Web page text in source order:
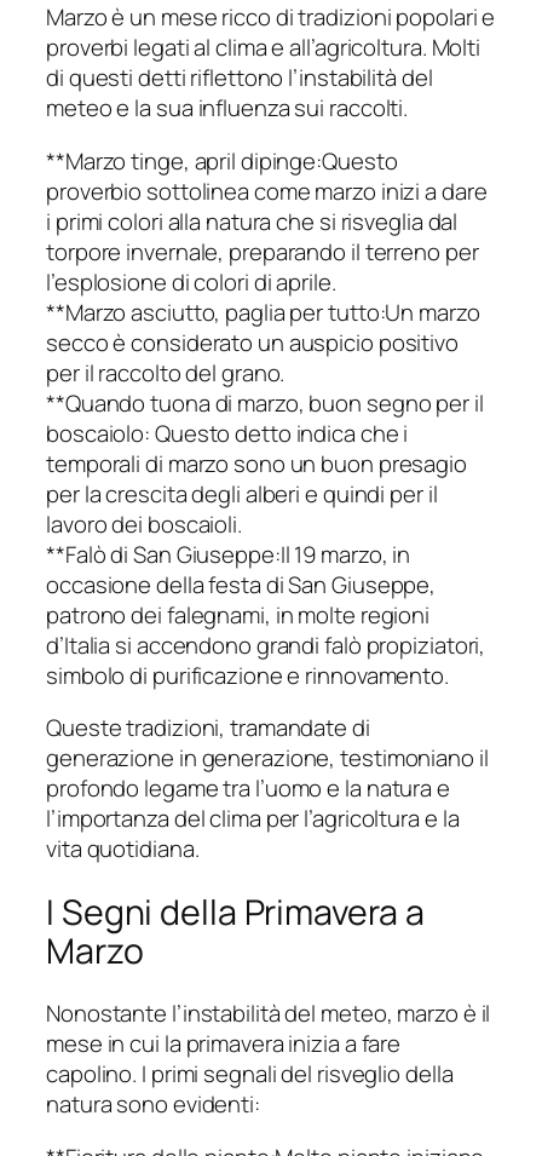
Marzo è un mese ricco di tradizioni popolari e
proverbi legati al clima e all’agricoltura. Molti
di questi detti riflettono l’instabilità del
meteo e la sua influenza sui raccolti.
**Marzo tinge, april dipinge:Questo
proverbio sottolinea come marzo inizi a dare
i primi colori alla natura che si risveglia dal
torpore invernale, preparando il terreno per
l’esplosione di colori di aprile.
**Marzo asciutto, paglia per tutto:Un marzo
secco è considerato un auspicio positivo
per il raccolto del grano.
**Quando tuona di marzo, buon segno per il
boscaiolo: Questo detto indica che i
temporali di marzo sono un buon presagio
per la crescita degli alberi e quindi per il
lavoro dei boscaioli.
**Falò di San Giuseppe:Il 19 marzo, in
occasione della festa di San Giuseppe,
patrono dei falegnami, in molte regioni
d’Italia si accendono grandi falò propiziatori,
simbolo di purificazione e rinnovamento.
Queste tradizioni, tramandate di
generazione in generazione, testimoniano il
profondo legame tra l’uomo e la natura e
l’importanza del clima per l’agricoltura e la
vita quotidiana.
I Segni della Primavera a
Marzo
Nonostante l’instabilità del meteo, marzo è il
mese in cui la primavera inizia a fare
capolino. I primi segnali del risveglio della
natura sono evidenti: